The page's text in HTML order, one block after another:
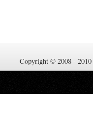
Copyright © 2008 - 2010